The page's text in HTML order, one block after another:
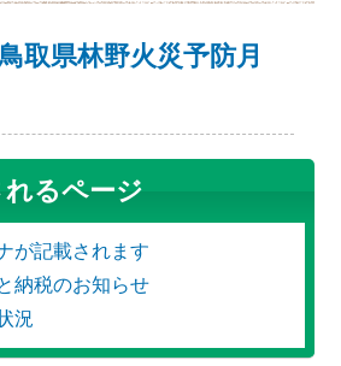
取県林野火災予防月
るページ
が記載されます
納税のお知らせ
況